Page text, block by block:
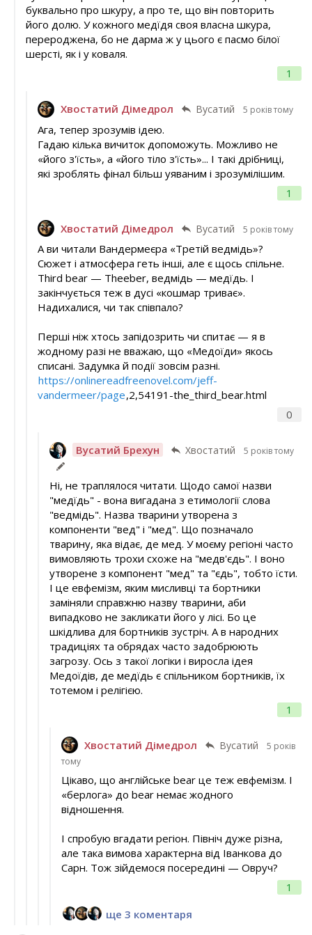
1
буквально про шкуру, а про те, що він повторить
його долю. У кожного медїдя своя власна шкура,
перероджена, бо не дарма ж у цього є пасмо білої
шерсті, як і у коваля.
Хвостатий Дімедрол Вусатий 5 років тому
1
Ага, тепер зрозумів ідею.
Гадаю кілька вичиток допоможуть. Можливо не
«його з'їсть», а «його тіло з'їсть»... І такі дрібниці,
які зроблять фінал більш уяваним і зрозумілішим.
Хвостатий Дімедрол Вусатий 5 років тому
0
А ви читали Вандермеєра «Третій ведмідь»?
Сюжет і атмосфера геть інші, але є щось спільне.
Third bear — Theeber, ведмідь — медїдь. І
закінчується теж в дусі «кошмар триває».
Надихалися, чи так співпало?
Перші ніж хтось запідозрить чи спитає — я в
жодному разі не вважаю, що «Медоїди» якось
списані. Задумка й події зовсім разні.
https://onlinereadfreenovel.com/jeff-
vandermeer/page,2,54191-the_third_bear.html
Вусатий Брехун Хвостатий 5 років тому
1
Ні, не траплялося читати. Щодо самої назви
"медїдь" - вона вигадана з етимології слова
"ведмідь". Назва тварини утворена з
компоненти "вед" і "мед". Що позначало
тварину, яка відає, де мед. У моєму регіоні часто
вимовляють трохи схоже на "медв'єдь". І воно
утворене з компонент "мед" та "єдь", тобто їсти.
І це евфемізм, яким мисливці та бортники
заміняли справжню назву тварини, аби
випадково не закликати його у лісі. Бо це
шкідлива для бортників зустріч. А в народних
традиціях та обрядах часто задобрюють
загрозу. Ось з такої логіки і виросла ідея
Медоїдів, де медїдь є спільником бортників, їх
тотемом і релігією.
Хвостатий Дімедрол Вусатий
5 років
тому
1
Цікаво, що англійське bear це теж евфемізм. І
«берлога» до bear немає жодного
відношення.
І спробую вгадати регіон. Північ дуже різна,
але така вимова характерна від Іванкова до
Сарн. Тож зійдемося посередині — Овруч?
ще 3 коментаря